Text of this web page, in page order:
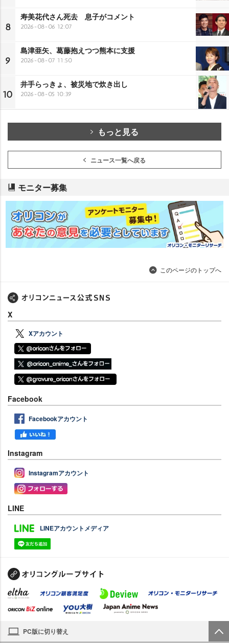
8
寿美花代さん死去 息子がコメント
2026-08-06 12:07
9
島津亜矢、葛藤抱えつつ熊本に支援
2026-08-07 11:50
10
井手らっきょ、被災地で炊き出し
2026-08-05 10:39
もっと見る
ニュース一覧へ戻る
モニター募集
このページのトップへ
X
Xアカウント
Facebook
Facebookアカウント
Instagram
Instagramアカウント
LINE
LINEアカウントメディア
PC版に切り替え